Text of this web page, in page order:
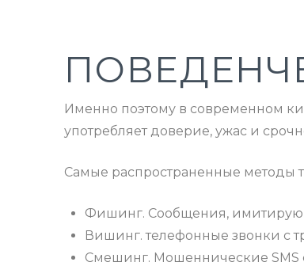
Именно поэтому в современном
употребляет доверие, ужас и
Самые распространенные методы
Фишинг. Сообщения,
Вишинг. телефонные звонки с
Смешинг. Мошеннические SMS